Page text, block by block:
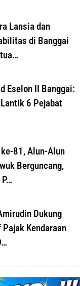
Lansia dan
di Banggai
Eselon II Banggai:
6 Pejabat
81, Alun-Alun
Berguncang,
Dukung
Kendaraan